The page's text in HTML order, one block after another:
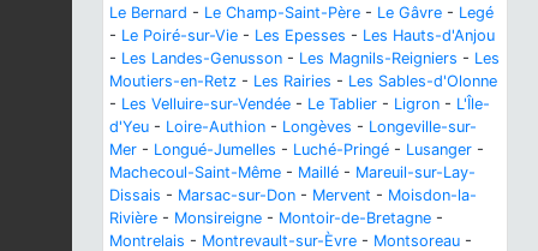
Le Bernard - Le Champ-Saint-Père - Le Gâvre - Legé
- Le Poiré-sur-Vie - Les Epesses - Les Hauts-d'Anjou
- Les Landes-Genusson - Les Magnils-Reigniers - Les
Moutiers-en-Retz - Les Rairies - Les Sables-d'Olonne
- Les Velluire-sur-Vendée - Le Tablier - Ligron - L'Île-
d'Yeu - Loire-Authion - Longèves - Longeville-sur-
Mer - Longué-Jumelles - Luché-Pringé - Lusanger -
Machecoul-Saint-Même - Maillé - Mareuil-sur-Lay-
Dissais - Marsac-sur-Don - Mervent - Moisdon-la-
Rivière - Monsireigne - Montoir-de-Bretagne -
Montrelais - Montrevault-sur-Èvre - Montsoreau -